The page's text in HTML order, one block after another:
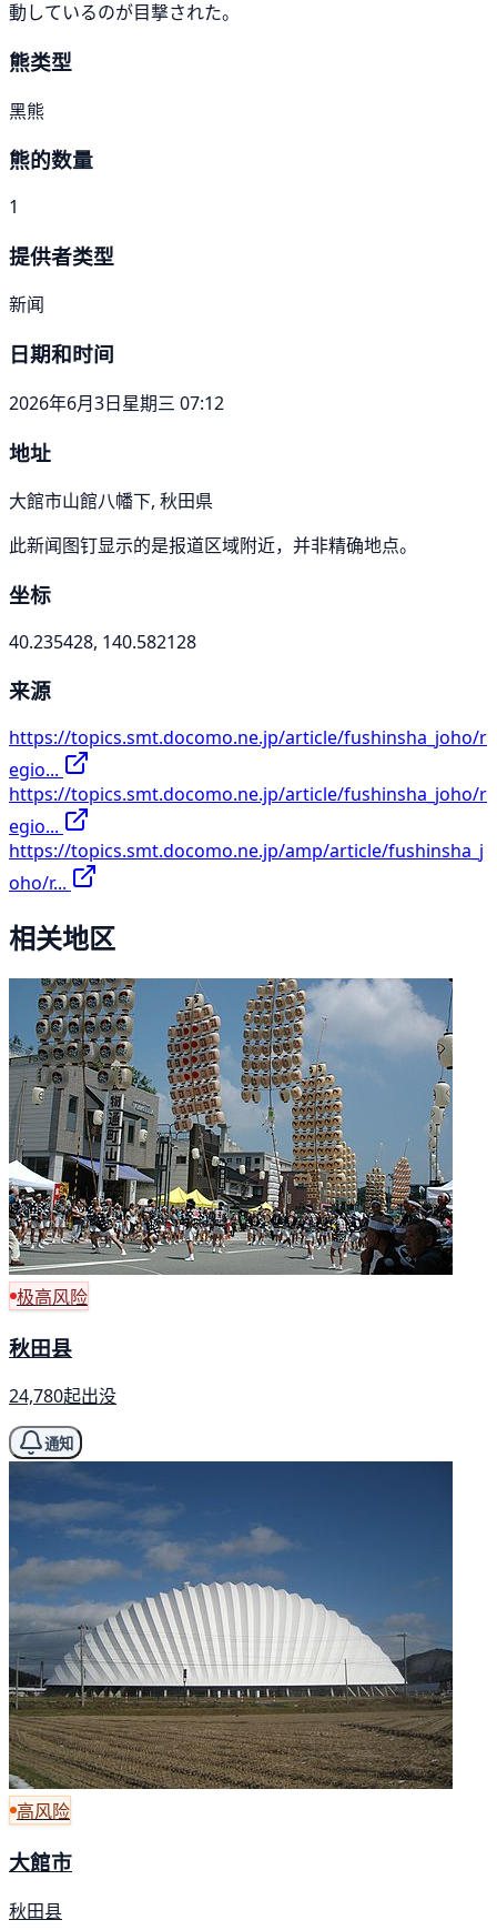
動しているのが目撃された。
熊类型
黑熊
熊的数量
1
提供者类型
新闻
日期和时间
2026年6月3日星期三 07:12
地址
大館市山館八幡下, 秋田県
此新闻图钉显示的是报道区域附近，并非精确地点。
坐标
40.235428, 140.582128
来源
https://topics.smt.docomo.ne.jp/article/fushinsha_joho/r
egio...
https://topics.smt.docomo.ne.jp/article/fushinsha_joho/r
egio...
https://topics.smt.docomo.ne.jp/amp/article/fushinsha_j
oho/r...
相关地区
极高风险
秋田县
24,780起出没
通知
高风险
大館市
秋田县